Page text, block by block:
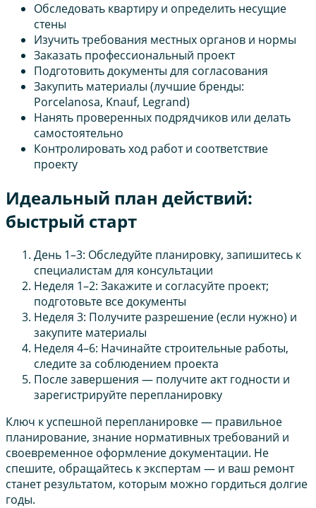
Обследовать квартиру и определить несущие
стены
Изучить требования местных органов и нормы
Заказать профессиональный проект
Подготовить документы для согласования
Закупить материалы (лучшие бренды:
Porcelanosa, Knauf, Legrand)
Нанять проверенных подрядчиков или делать
самостоятельно
Контролировать ход работ и соответствие
проекту
Идеальный план действий:
быстрый старт
День 1–3: Обследуйте планировку, запишитесь к
специалистам для консультации
Неделя 1–2: Закажите и согласуйте проект;
подготовьте все документы
Неделя 3: Получите разрешение (если нужно) и
закупите материалы
Неделя 4–6: Начинайте строительные работы,
следите за соблюдением проекта
После завершения — получите акт годности и
зарегистрируйте перепланировку
Ключ к успешной перепланировке — правильное
планирование, знание нормативных требований и
своевременное оформление документации. Не
спешите, обращайтесь к экспертам — и ваш ремонт
станет результатом, которым можно гордиться долгие
годы.